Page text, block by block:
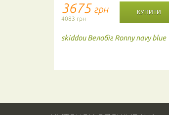
3675 грн
4083 грн
skiddou Велобіг Ronny navy blue